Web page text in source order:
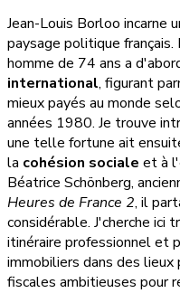
Jean-Louis Borloo incarne
paysage politique
homme de 74 ans a
international, figurant
mieux payés au monde
années 1980. Je trouve
une telle fortune ait
la cohésion sociale et à
Béatrice Schönberg,
Heures de France 2, il
considérable. J'cherche
itinéraire professionnel et
immobiliers dans des
fiscales ambitieuses pour